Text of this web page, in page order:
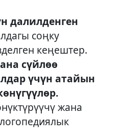
далилденген
соңку
кеңештер.
сүйлөө
үчүн атайын
жана